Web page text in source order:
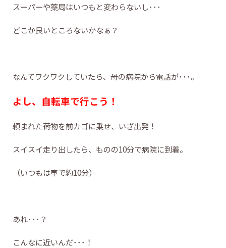
スーパーや薬局はいつもと変わらないし･･･
どこか良いところないかなぁ？
なんてワクワクしていたら、母の病院から電話が･･･。
よし、自転車で行こう！
頼まれた荷物を前カゴに乗せ、いざ出発！
スイスイ走り出したら、ものの10分で病院に到着。
（いつもは車で約10分）
あれ･･･？
こんなに近いんだ･･･！